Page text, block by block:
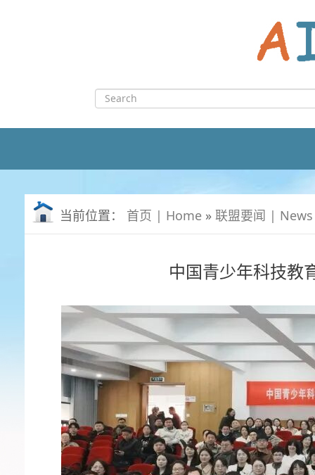
当前位置： 首页 | Home » 联盟要闻 | News
中国青少年科技教